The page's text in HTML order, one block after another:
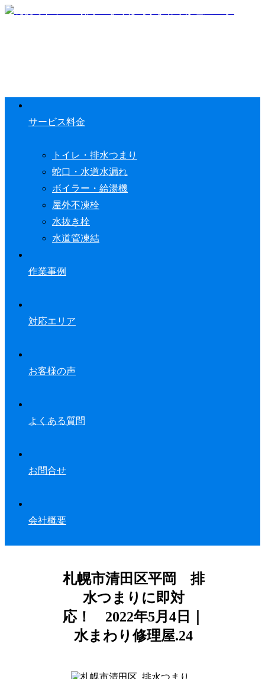
サービス料金
トイレ・排水つまり
蛇口・水道水漏れ
ボイラー・給湯機
屋外不凍栓
水抜き栓
水道管凍結
作業事例
対応エリア
お客様の声
よくある質問
お問合せ
会社概要
札幌市清田区平岡 排
水つまりに即対
応！ 2022年5月4日｜
水まわり修理屋.24